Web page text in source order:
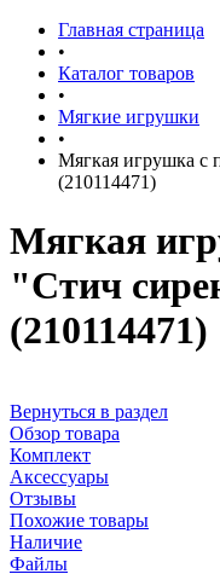
Главная страница
•
Каталог товаров
•
Мягкие игрушки
•
Мягкая игрушка с
(210114471)
Мягкая
"Стич
(210114471)
Вернуться в раздел
Обзор товара
Комплект
Аксессуары
Отзывы
Похожие товары
Наличие
Файлы